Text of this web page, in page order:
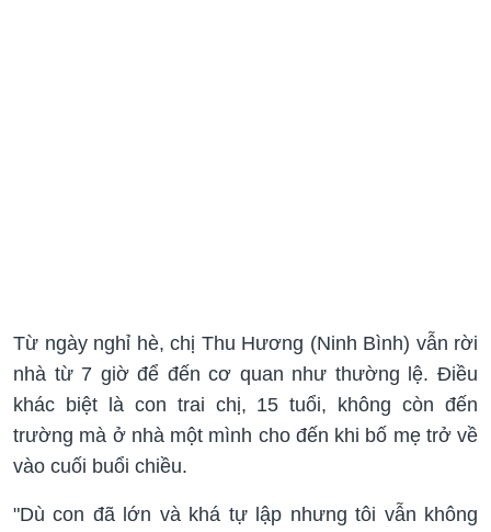
Từ ngày nghỉ hè, chị Thu Hương (Ninh Bình) vẫn rời
nhà từ 7 giờ để đến cơ quan như thường lệ. Điều
khác biệt là con trai chị, 15 tuổi, không còn đến
trường mà ở nhà một mình cho đến khi bố mẹ trở về
vào cuối buổi chiều.
"Dù con đã lớn và khá tự lập nhưng tôi vẫn không